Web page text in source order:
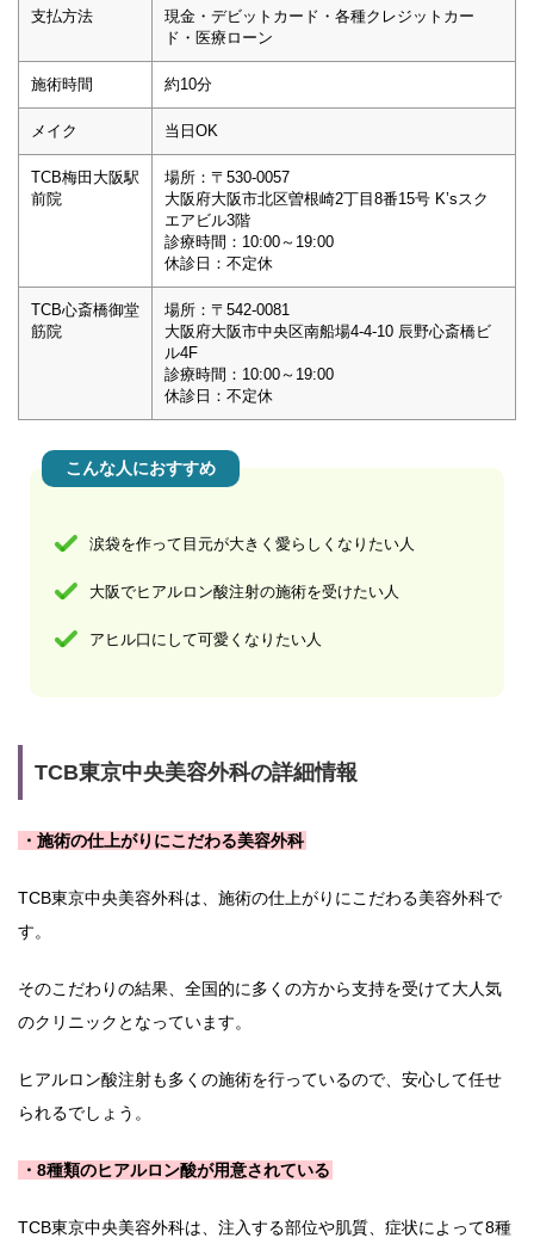
支払方法
現金・デビットカード・各種クレジットカー
ド・医療ローン
施術時間 約10分
メイク 当日OK
TCB梅田大阪駅
前院
場所：〒530-0057
大阪府大阪市北区曽根崎2丁目8番15号 K’sスク
エアビル3階
診療時間：10:00～19:00
休診日：不定休
TCB心斎橋御堂
筋院
場所：〒542-0081
大阪府大阪市中央区南船場4-4-10 辰野心斎橋ビ
ル4F
診療時間：10:00～19:00
休診日：不定休
こんな人におすすめ
涙袋を作って目元が大きく愛らしくなりたい人
大阪でヒアルロン酸注射の施術を受けたい人
アヒル口にして可愛くなりたい人
TCB東京中央美容外科の詳細情報
・施術の仕上がりにこだわる美容外科
TCB東京中央美容外科は、施術の仕上がりにこだわる美容外科で
す。
そのこだわりの結果、全国的に多くの方から支持を受けて大人気
のクリニックとなっています。
ヒアルロン酸注射も多くの施術を行っているので、安心して任せ
られるでしょう。
・8種類のヒアルロン酸が用意されている
TCB東京中央美容外科は、注入する部位や肌質、症状によって8種